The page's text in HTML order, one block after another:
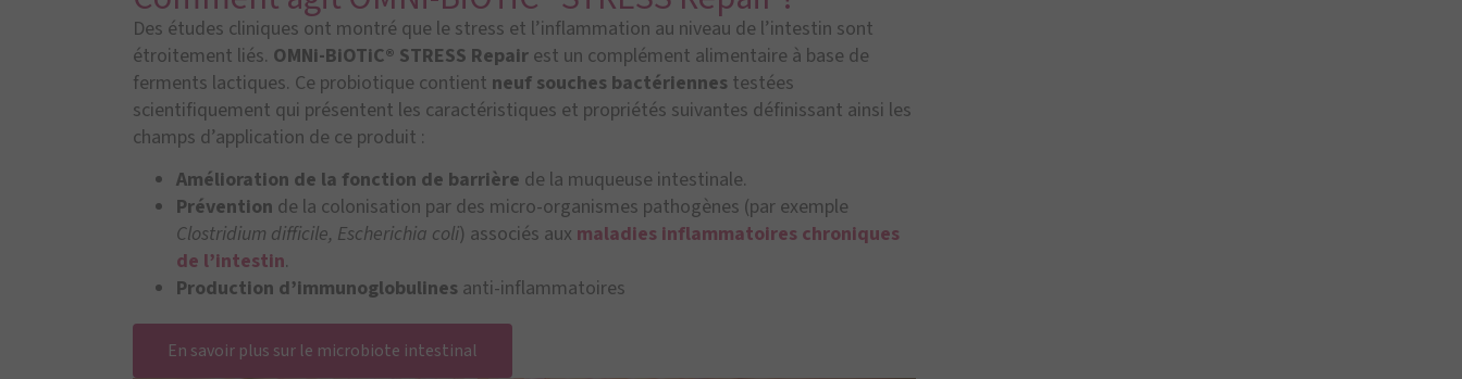
Des études cliniques ont montré que le stress et l’inflammation au niveau de l’intestin sont
étroitement liés. OMNi-BiOTiC® STRESS Repair est un complément alimentaire à base de
ferments lactiques. Ce probiotique contient neuf souches bactériennes testées
scientifiquement qui présentent les caractéristiques et propriétés suivantes définissant ainsi les
champs d’application de ce produit :
Amélioration de la fonction de barrière de la muqueuse intestinale.
Prévention de la colonisation par des micro-organismes pathogènes (par exemple
Clostridium difficile, Escherichia coli) associés aux maladies inflammatoires chroniques
de l’intestin.
Production d’immunoglobulines anti-inflammatoires
En savoir plus sur le microbiote intestinal